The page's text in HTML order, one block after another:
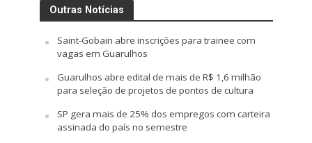
Outras Notícias
Saint-Gobain abre inscrições para trainee com
vagas em Guarulhos
Guarulhos abre edital de mais de R$ 1,6 milhão
para seleção de projetos de pontos de cultura
SP gera mais de 25% dos empregos com carteira
assinada do país no semestre